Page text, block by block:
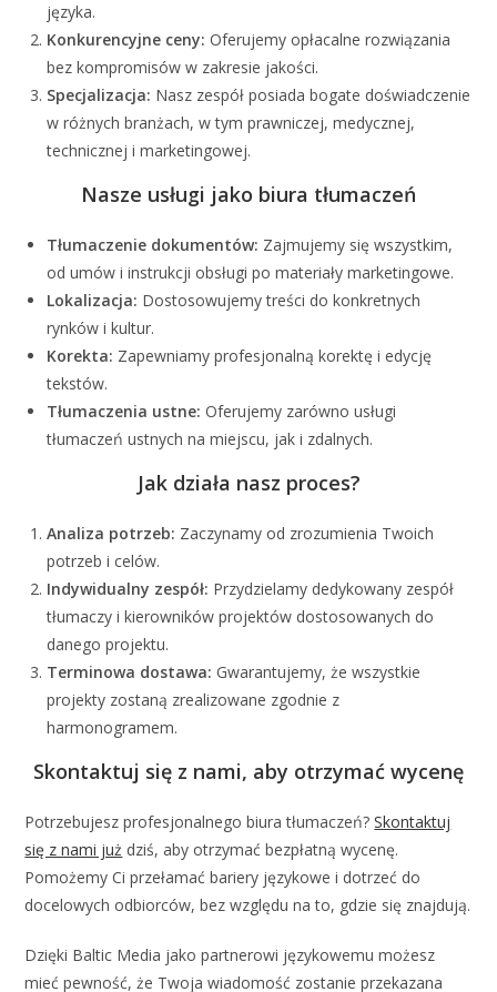
języka.
Konkurencyjne ceny: Oferujemy opłacalne rozwiązania
bez kompromisów w zakresie jakości.
Specjalizacja: Nasz zespół posiada bogate doświadczenie
w różnych branżach, w tym prawniczej, medycznej,
technicznej i marketingowej.
Nasze usługi jako biura tłumaczeń
Tłumaczenie dokumentów: Zajmujemy się wszystkim,
od umów i instrukcji obsługi po materiały marketingowe.
Lokalizacja: Dostosowujemy treści do konkretnych
rynków i kultur.
Korekta: Zapewniamy profesjonalną korektę i edycję
tekstów.
Tłumaczenia ustne: Oferujemy zarówno usługi
tłumaczeń ustnych na miejscu, jak i zdalnych.
Jak działa nasz proces?
Analiza potrzeb: Zaczynamy od zrozumienia Twoich
potrzeb i celów.
Indywidualny zespół: Przydzielamy dedykowany zespół
tłumaczy i kierowników projektów dostosowanych do
danego projektu.
Terminowa dostawa: Gwarantujemy, że wszystkie
projekty zostaną zrealizowane zgodnie z
harmonogramem.
Skontaktuj się z nami, aby otrzymać wycenę
Potrzebujesz profesjonalnego biura tłumaczeń?Skontaktuj
się z nami już dziś, aby otrzymać bezpłatną wycenę.
Pomożemy Ci przełamać bariery językowe i dotrzeć do
docelowych odbiorców, bez względu na to, gdzie się znajdują.
Dzięki Baltic Media jako partnerowi językowemu możesz
mieć pewność, że Twoja wiadomość zostanie przekazana